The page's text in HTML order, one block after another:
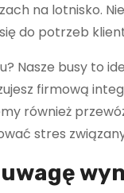
na lotnisko.
do potrzeb
Nasze busy to
firmową
również
stres